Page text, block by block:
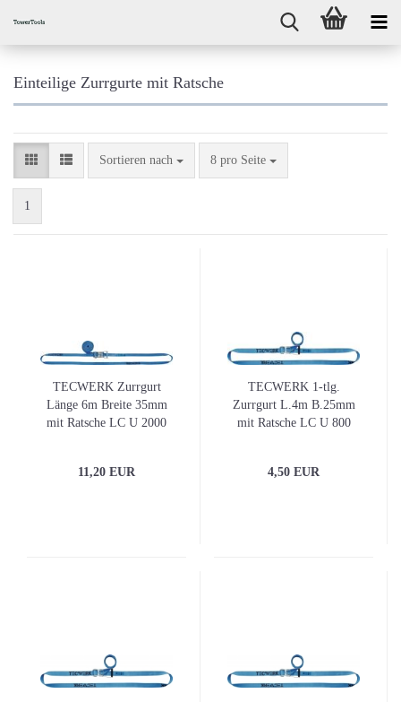
Einteilige Zurrgurte mit Ratsche
Sortieren nach
Sortieren nach 8 pro Seite
pro Seite
1
TECWERK Zurrgurt
Länge 6m Breite 35mm
mit Ratsche LC U 2000
11,20 EUR
TECWERK 1-tlg.
Zurrgurt L.4m B.25mm
mit Ratsche LC U 800
4,50 EUR